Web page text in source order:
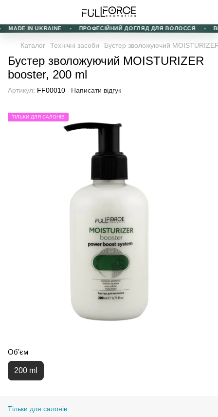
MADE IN UKRAINE ПРОФЕСІЙНИЙ ДОГЛЯД ДЛЯ ВОЛОССЯ
Каталог Технічні засоби Бустер зволожуючий
Бустер зволожуючий MOISTURIZER
booster, 200 ml
Артикул: FF00010 Написати відгук
ТІЛЬКИ ДЛЯ САЛОНІВ
Обʼєм
200 ml
Тільки для салонів